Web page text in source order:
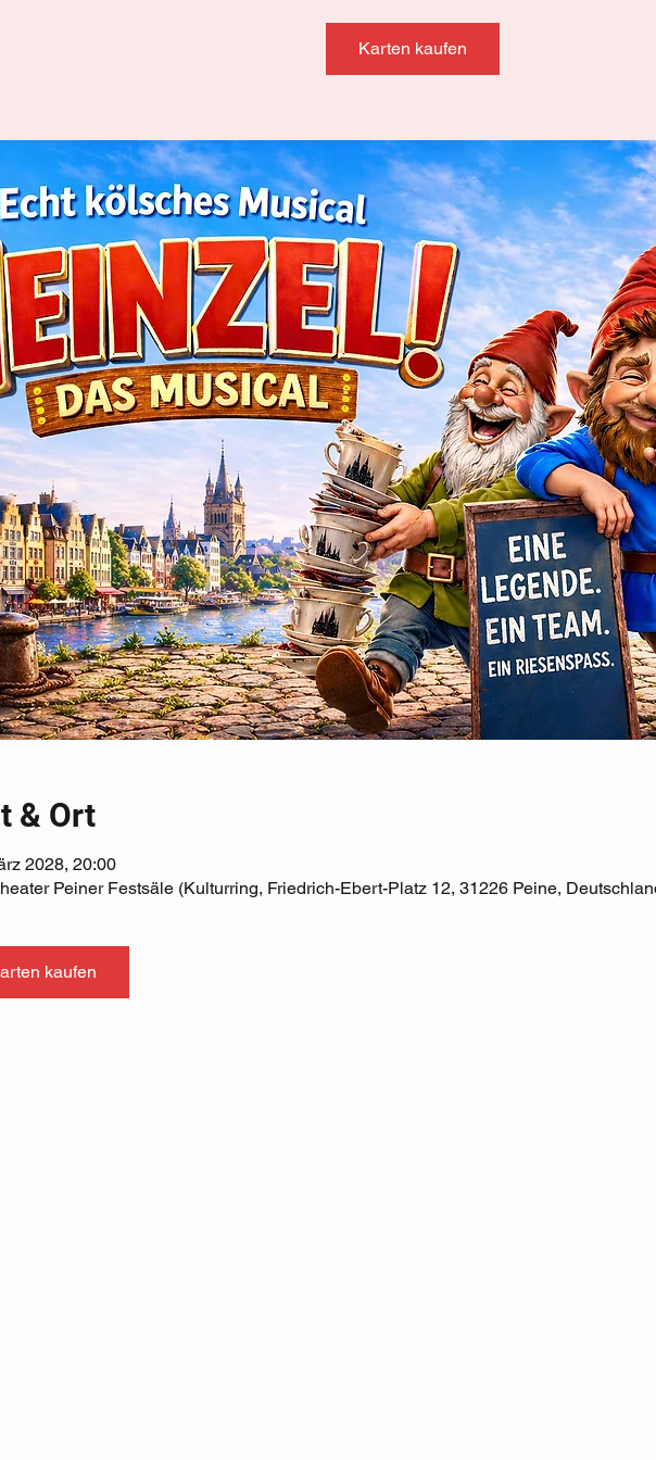
Karten kaufen
& Ort
2028, 20:00
Peiner Festsäle (Kulturring, Friedrich-Ebert-Platz 12, 31226 Peine,
kaufen